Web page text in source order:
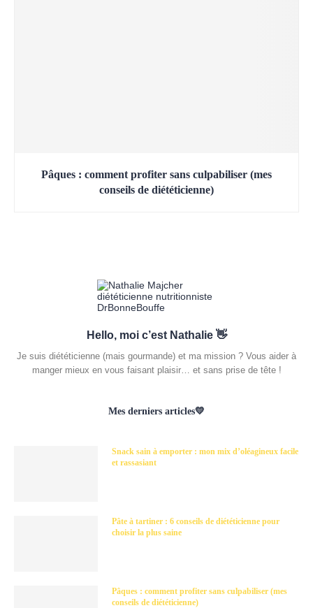
Pâques : comment profiter sans culpabiliser (mes
conseils de diététicienne)
Hello, moi c’est Nathalie 👋
Je suis diététicienne (mais gourmande) et ma mission ? Vous aider à
manger mieux en vous faisant plaisir… et sans prise de tête !
Mes derniers articles💛
Snack sain à emporter : mon mix d’oléagineux facile
et rassasiant
Pâte à tartiner : 6 conseils de diététicienne pour
choisir la plus saine
Pâques : comment profiter sans culpabiliser (mes
conseils de diététicienne)